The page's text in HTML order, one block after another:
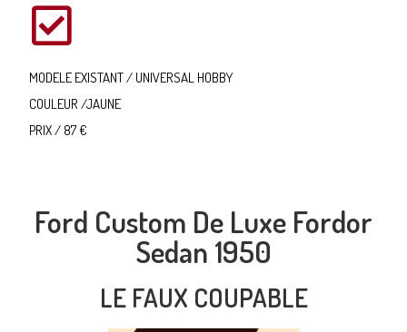
MODELE EXISTANT / UNIVERSAL HOBBY
COULEUR /JAUNE
PRIX / 87 €
Ford Custom De Luxe Fordor
Sedan 1950
LE FAUX COUPABLE